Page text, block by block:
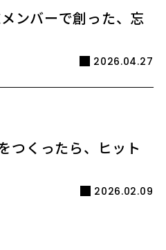
ンバーで創った、忘
2026.04.27
つくったら、ヒット
2026.02.09